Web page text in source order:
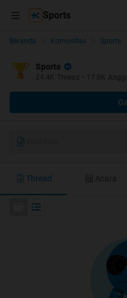
Sports
Beranda Komunitas Sports
Sports
24.4K Thread • 17.8K
Thread Acara